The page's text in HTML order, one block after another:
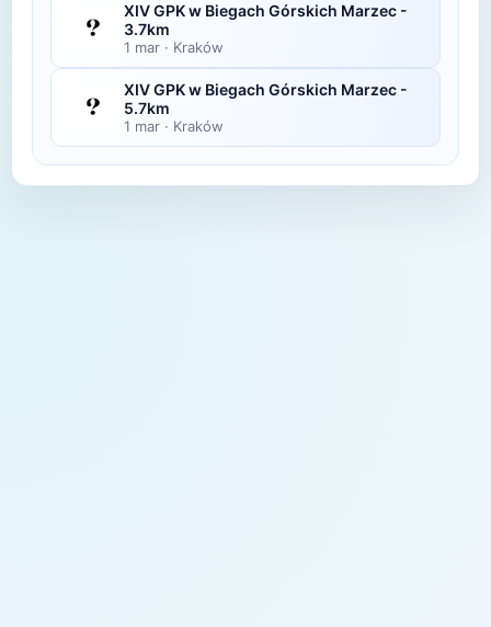
XIV GPK w Biegach Górskich Marzec -
3.7km
1 mar · Kraków
XIV GPK w Biegach Górskich Marzec -
5.7km
1 mar · Kraków